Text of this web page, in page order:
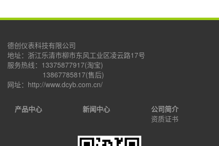
德创仪表科技有限公司
地址：浙江乐清市柳市东风工业区凌云路17号
服务热线：13375877917(淘宝)
13867785817(售后)
网址：http://www.dcyb.com.cn/
产品中心 新闻中心
公司简介
资质证书